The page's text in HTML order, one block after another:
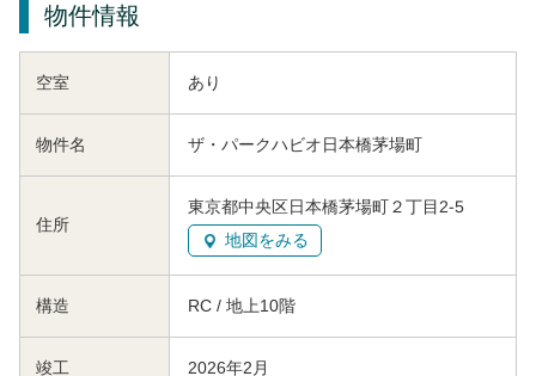
物件情報
空室 あり
物件名 ザ・パークハビオ日本橋茅場町
住所
東京都中央区日本橋茅場町２丁目2-5
地図をみる
構造 RC / 地上10階
竣工 2026年2月